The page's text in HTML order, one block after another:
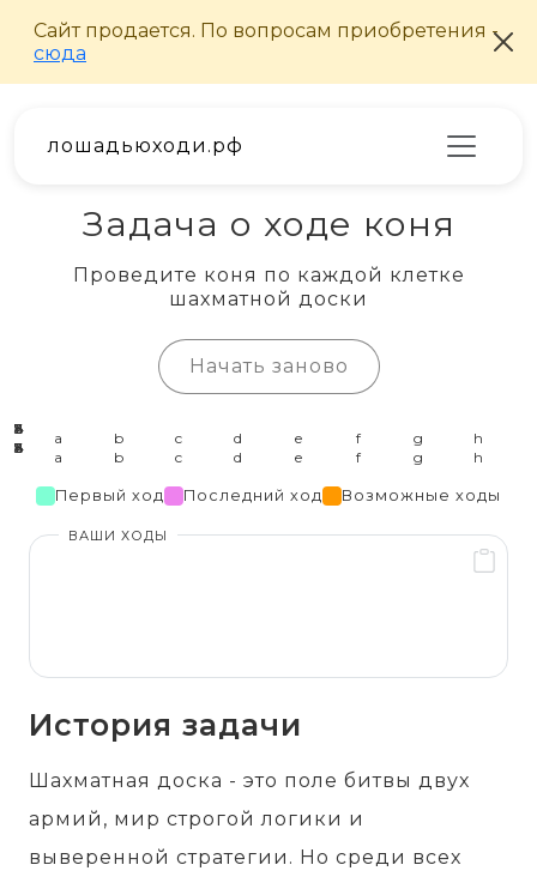
лошадьюходи.рф
Задача о ходе коня
Проведите коня по каждой клетке
шахматной доски
Начать заново
Первый ход Последний ход Возможные ходы
ВАШИ ХОДЫ
История задачи
Шахматная доска - это поле битвы двух
армий, мир строгой логики и
выверенной стратегии. Но среди всех